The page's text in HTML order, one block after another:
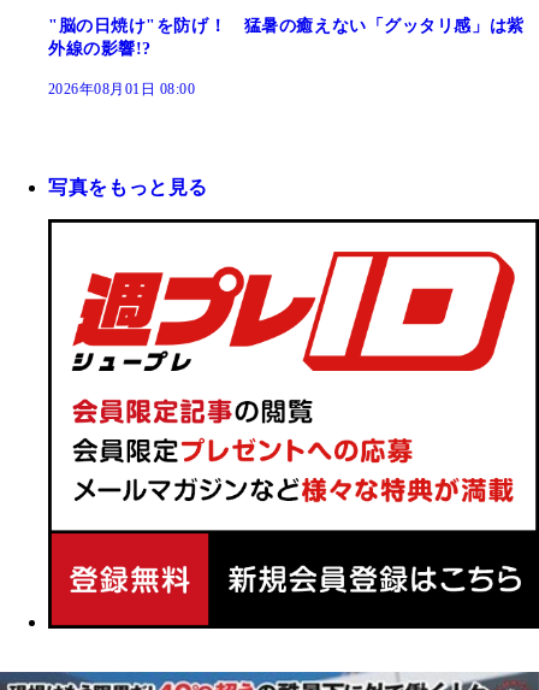
"脳の日焼け"を防げ！ 猛暑の癒えない「グッタリ感」は紫
外線の影響!?
2026年08月01日 08:00
写真をもっと見る